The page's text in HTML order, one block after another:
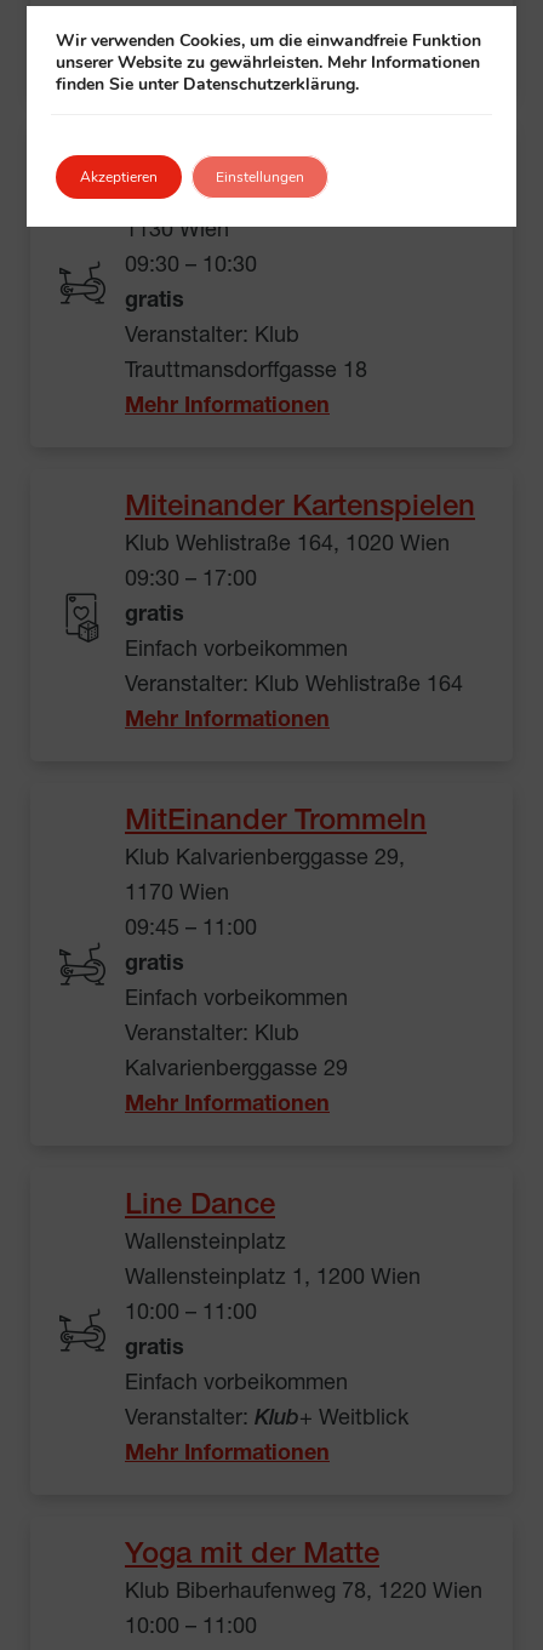
Mehr Informationen
Yoga im Sitzen
Klub Trauttmansdorffgasse 18,
1130 Wien
09:30 – 10:30
gratis
Veranstalter: Klub
Trauttmansdorffgasse 18
Mehr Informationen
Miteinander Kartenspielen
Klub Wehlistraße 164, 1020 Wien
09:30 – 17:00
gratis
Einfach vorbeikommen
Veranstalter: Klub Wehlistraße 164
Mehr Informationen
MitEinander Trommeln
Klub Kalvarienberggasse 29,
1170 Wien
09:45 – 11:00
gratis
Einfach vorbeikommen
Veranstalter: Klub
Kalvarienberggasse 29
Mehr Informationen
Line Dance
Wallensteinplatz
Wallensteinplatz 1, 1200 Wien
10:00 – 11:00
gratis
Einfach vorbeikommen
Veranstalter: Klub+ Weitblick
Mehr Informationen
Yoga mit der Matte
Klub Biberhaufenweg 78, 1220 Wien
10:00 – 11:00
Wir verwenden Cookies, um die einwandfreie Funktion
unserer Website zu gewährleisten. Mehr Informationen
finden Sie unter Datenschutzerklärung.
Akzeptieren Einstellungen